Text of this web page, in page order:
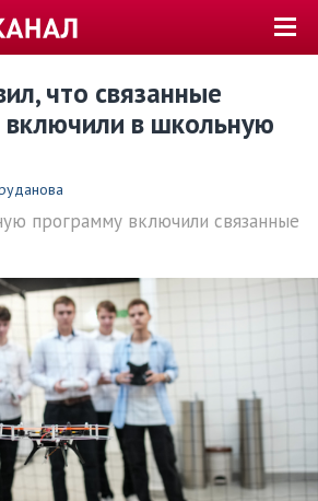
что связанные
в школьную
программу включили связанные